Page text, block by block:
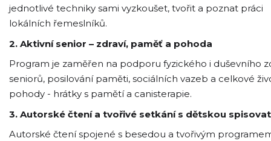
jednotlivé techniky sami vyzkoušet, tvořit a poznat práci
lokálních řemeslníků.
2. Aktivní senior – zdraví, paměť a pohoda
Program je zaměřen na podporu fyzického i duševního
seniorů, posilování paměti, sociálních vazeb a celkové
pohody - hrátky s pamětí a canisterapie.
3. Autorské čtení a tvořivé setkání s dětskou
Autorské čtení spojené s besedou a tvořivým